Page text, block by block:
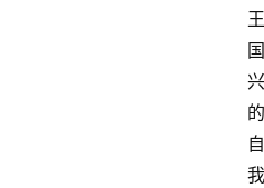
王
国
兴
的
自
我